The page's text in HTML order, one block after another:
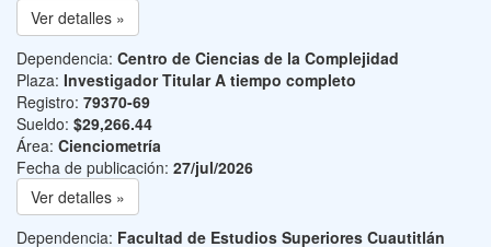
Ver detalles »
Dependencia: Centro de Ciencias de la Complejidad
Plaza: Investigador Titular A tiempo completo
Registro: 79370-69
Sueldo: $29,266.44
Área: Cienciometría
Fecha de publicación: 27/jul/2026
Ver detalles »
Dependencia: Facultad de Estudios Superiores Cuautitlán